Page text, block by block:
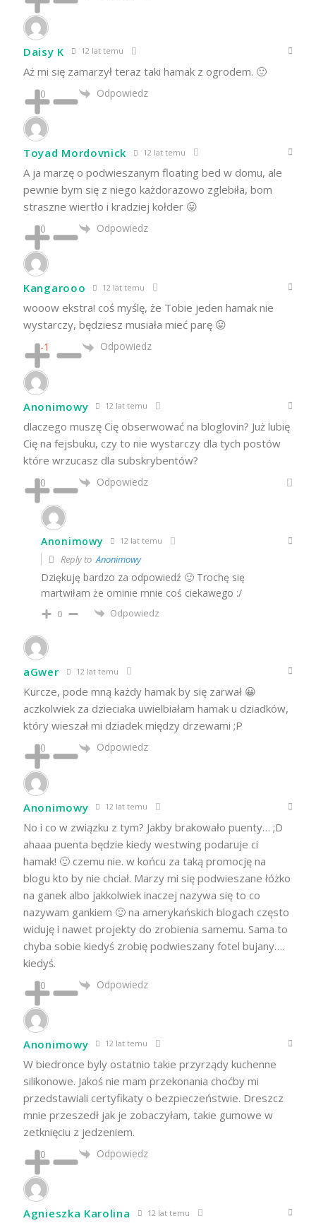
Daisy K 12 lat temu
Aż mi się zamarzył teraz taki hamak z ogrodem. 🙂
0 Odpowiedz
Toyad Mordovnick 12 lat temu
A ja marzę o podwieszanym floating bed w domu, ale
pewnie bym się z niego każdorazowo zglebiła, bom
straszne wiertło i kradziej kołder 😛
0 Odpowiedz
Kangarooo 12 lat temu
wooow ekstra! coś myślę, że Tobie jeden hamak nie
wystarczy, będziesz musiała mieć parę 😛
-1 Odpowiedz
Anonimowy 12 lat temu
dlaczego muszę Cię obserwować na bloglovin? Już lubię
Cię na fejsbuku, czy to nie wystarczy dla tych postów
które wrzucasz dla subskrybentów?
0 Odpowiedz
Anonimowy 12 lat temu
Reply toAnonimowy
Dziękuję bardzo za odpowiedź 🙂 Trochę się
martwiłam że ominie mnie coś ciekawego :/
0 Odpowiedz
aGwer 12 lat temu
Kurcze, pode mną każdy hamak by się zarwał 😀
aczkolwiek za dzieciaka uwielbiałam hamak u dziadków,
który wieszał mi dziadek między drzewami ;P
0 Odpowiedz
Anonimowy 12 lat temu
No i co w związku z tym? Jakby brakowało puenty… ;D
ahaaa puenta będzie kiedy westwing podaruje ci
hamak! 🙂 czemu nie. w końcu za taką promocję na
blogu kto by nie chciał. Marzy mi się podwieszane łóżko
na ganek albo jakkolwiek inaczej nazywa się to co
nazywam gankiem 🙂 na amerykańskich blogach często
widuję i nawet projekty do zrobienia samemu. Sama to
chyba sobie kiedyś zrobię podwieszany fotel bujany….
kiedyś.
0 Odpowiedz
Anonimowy 12 lat temu
W biedronce byly ostatnio takie przyrządy kuchenne
silikonowe. Jakoś nie mam przekonania choćby mi
przedstawiali certyfikaty o bezpieczeństwie. Dreszcz
mnie przeszedł jak je zobaczyłam, takie gumowe w
zetknięciu z jedzeniem.
0 Odpowiedz
Agnieszka Karolina 12 lat temu